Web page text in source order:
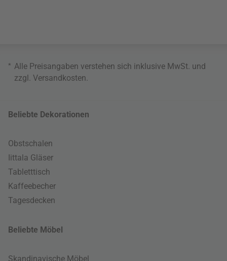
* Alle Preisangaben verstehen sich inklusive MwSt. und
zzgl. Versandkosten
Beliebte Dekorationen
Obstschalen
Iittala Gläser
Tabletttisch
Kaffeebecher
Tagesdecken
Beliebte Möbel
Skandinavische Möbel